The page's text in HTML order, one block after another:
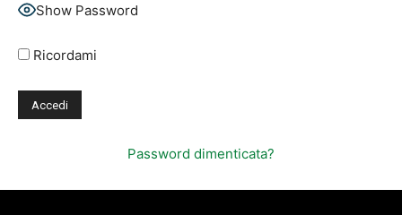
Show Password
Ricordami
Password dimenticata?